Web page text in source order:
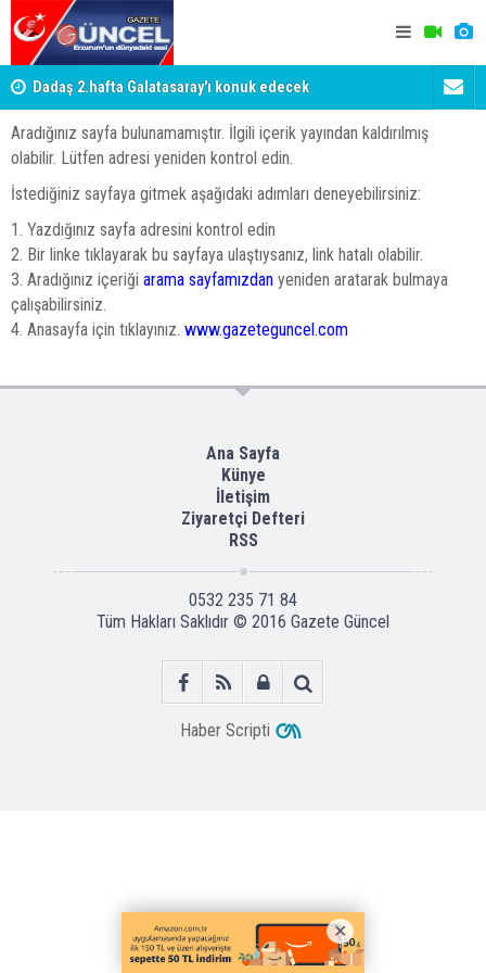
Dadaş 2.hafta Galatasaray'ı konuk edecek Devlet
şahidi oldu
Aradığınız sayfa bulunamamıştır. İlgili içerik yayından kaldırılmış
olabilir. Lütfen adresi yeniden kontrol edin.
İstediğiniz sayfaya gitmek aşağıdaki adımları deneyebilirsiniz:
1. Yazdığınız sayfa adresini kontrol edin
2. Bir linke tıklayarak bu sayfaya ulaştıysanız, link hatalı olabilir.
3. Aradığınız içeriği arama sayfamızdan yeniden aratarak bulmaya
çalışabilirsiniz.
4. Anasayfa için tıklayınız. www.gazeteguncel.com
Ana Sayfa
Künye
İletişim
Ziyaretçi Defteri
RSS
0532 235 71 84
Tüm Hakları Saklıdır © 2016 Gazete Güncel
Haber Scripti